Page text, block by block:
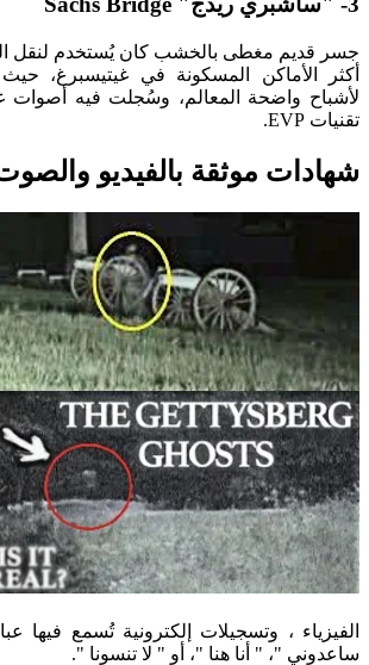
جسر قديم مغطى بالخشب كان يُستخدم لنقل
أكثر الأماكن المسكونة في غيتيسبرغ،
لأشباح واضحة المعالم، وسُجلت فيه أصوات
تقنيات EVP.
شهادات موثقة بالفيديو
الفيزياء ، وتسجيلات إلكترونية تُسمع فيها
ساعدوني "، " أنا هنا "، أو " لا تنسونا ".